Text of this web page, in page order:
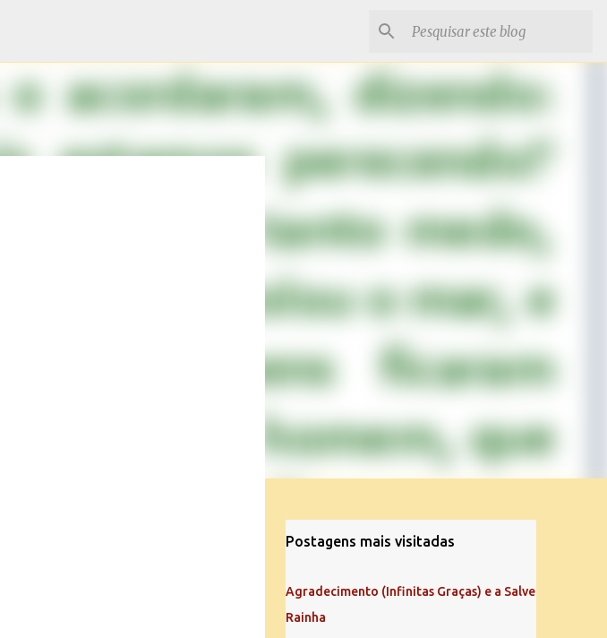
Postagens mais visitadas
Agradecimento (Infinitas Graças) e a Salve
Rainha